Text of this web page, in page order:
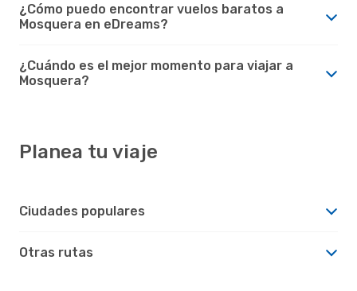
¿Cómo puedo encontrar vuelos baratos a
Mosquera en eDreams?
¿Cuándo es el mejor momento para viajar a
Mosquera?
Planea tu viaje
Ciudades populares
Otras rutas